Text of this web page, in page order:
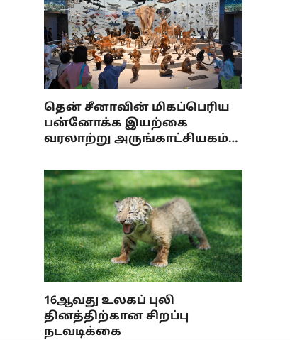
தென் சீனாவின் மிகப்பெரிய
பன்னோக்க இயற்கை
வரலாற்று அருங்காட்சியகம்
16ஆவது உலகப் புலி
தினத்திற்கான சிறப்பு
நடவடிக்கை